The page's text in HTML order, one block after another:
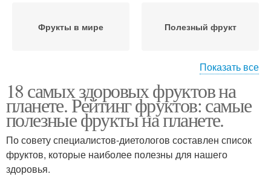
Фрукты в мире Полезный фрукт
Фрукт в россии Вредные фрукты
Показать все
18 самых здоровых фруктов на
планете. Рейтинг фруктов: самые
полезные фрукты на планете.
По совету специалистов-диетологов составлен список
фруктов, которые наиболее полезны для нашего
здоровья.